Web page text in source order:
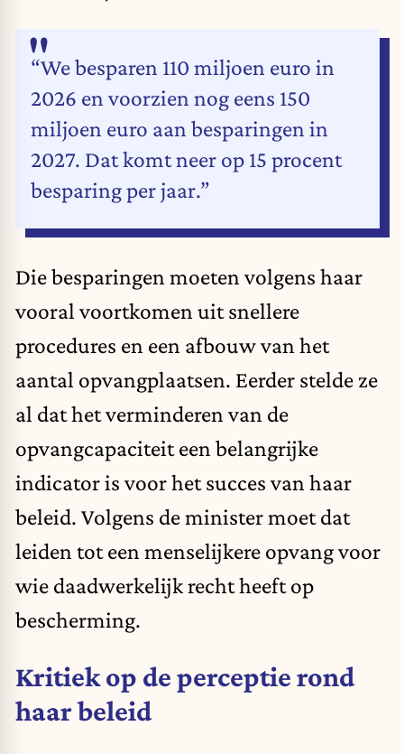
“We besparen 110 miljoen euro in
2026 en voorzien nog eens 150
miljoen euro aan besparingen in
2027. Dat komt neer op 15 procent
besparing per jaar.”
Die besparingen moeten volgens haar
vooral voortkomen uit snellere
procedures en een afbouw van het
aantal opvangplaatsen. Eerder stelde ze
al dat het verminderen van de
opvangcapaciteit een belangrijke
indicator is voor het succes van haar
beleid. Volgens de minister moet dat
leiden tot een menselijkere opvang voor
wie daadwerkelijk recht heeft op
bescherming.
Kritiek op de perceptie rond
haar beleid